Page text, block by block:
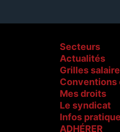
Secteurs
Actualités
Grilles
Mes droits
Le syndicat
Infos
ADHÉRER